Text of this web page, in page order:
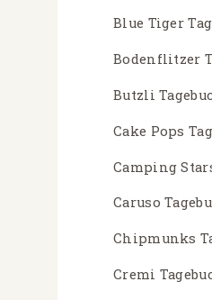
Blue Tiger
Bodenflitzer
Butzli
Cake Pops
Camping
Caruso
Chipmunks
Cremi